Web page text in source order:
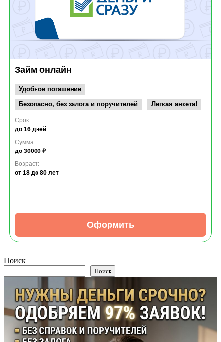
Займ онлайн
Удобное погашение
Безопасно, без залога и поручителей
Легкая анкета!
Срок:
до 16 дней
Сумма:
до 30000 ₽
Возраст:
от 18 до 80 лет
Оформить
Поиск
Поиск